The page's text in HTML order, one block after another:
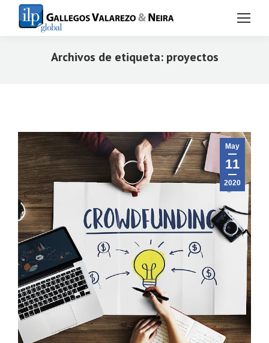
Archivos de etiqueta: proyectos
May
11
2020